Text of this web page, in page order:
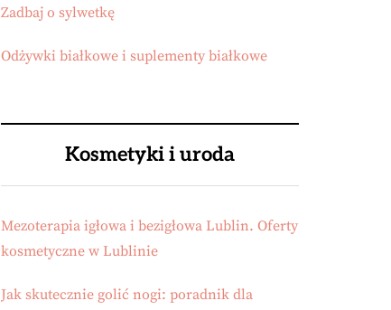
Zadbaj o sylwetkę
Odżywki białkowe i suplementy białkowe
Kosmetyki i uroda
Mezoterapia igłowa i bezigłowa Lublin. Oferty
kosmetyczne w Lublinie
Jak skutecznie golić nogi: poradnik dla